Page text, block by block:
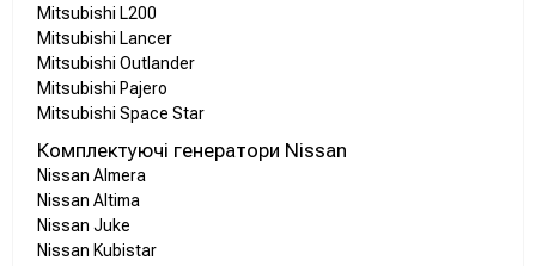
Mitsubishi L200
Mitsubishi Lancer
Mitsubishi Outlander
Mitsubishi Pajero
Mitsubishi Space Star
Комплектуючі генератори Nissan
Nissan Almera
Nissan Altima
Nissan Juke
Nissan Kubistar